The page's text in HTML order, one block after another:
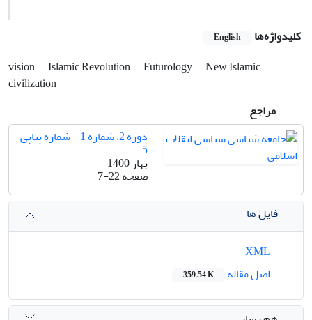
کلیدواژه‌ها English
vision Islamic Revolution Futurology
New Islamic
civilization
مراجع
دوره 2، شماره 1 - شماره پیاپی
5
بهار 1400
صفحه7-22
فایل ها
اصل مقاله
359.54 K